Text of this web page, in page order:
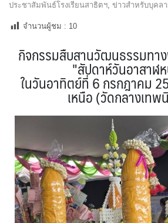
ประชาสัมพันธ์โรงเรียนสาธิตฯ, ข่าวสำหรับบุคล
จำนวนผู้ชม : 10
กิจกรรมสืบสานวัฒนธรรมทา
"สัปดาห์วันอาสาฬ
ในวันอาทิตย์ที่ 6 กรกฎาคม
เหนือ (วัดกลางเท